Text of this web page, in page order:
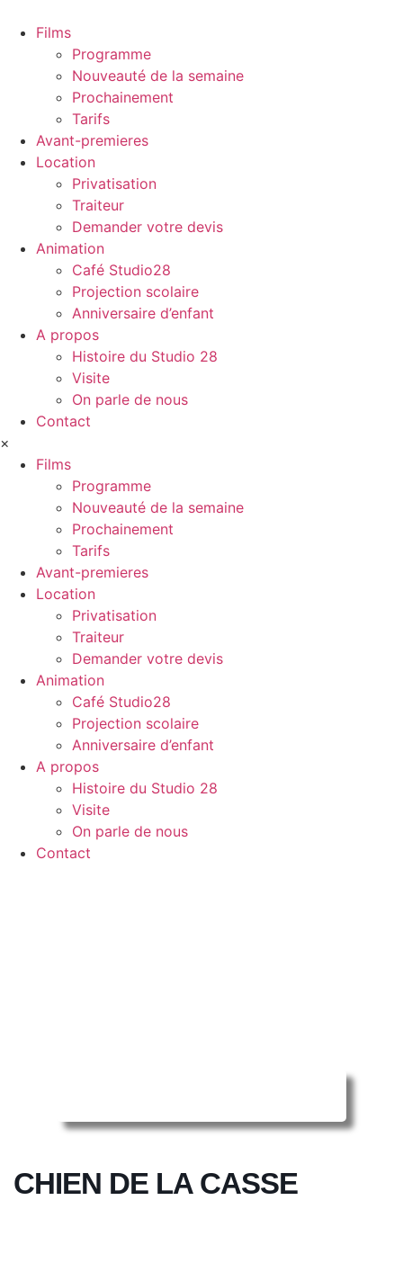
Films
Programme
Nouveauté de la semaine
Prochainement
Tarifs
Avant-premieres
Location
Privatisation
Traiteur
Demander votre devis
Animation
Café Studio28
Projection scolaire
Anniversaire d’enfant
A propos
Histoire du Studio 28
Visite
On parle de nous
Contact
×
Films
Programme
Nouveauté de la semaine
Prochainement
Tarifs
Avant-premieres
Location
Privatisation
Traiteur
Demander votre devis
Animation
Café Studio28
Projection scolaire
Anniversaire d’enfant
A propos
Histoire du Studio 28
Visite
On parle de nous
Contact
CHIEN DE LA CASSE